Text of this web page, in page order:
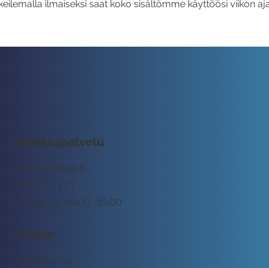
ilmaiseksi saat koko sisältömme käyttöösi viikon
Asiakaspalvelu
tuki@rockway.fi
Arkisin klo 09:00 -15:00
045 7731 1111
Osoite
Rockway Oy